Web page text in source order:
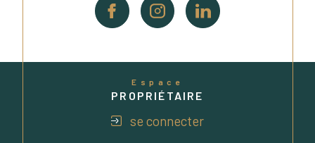
Espace
PROPRIÉTAIRE
se connecter